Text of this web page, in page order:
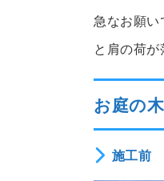
急なお願い
と肩の荷が
お庭の
施工前